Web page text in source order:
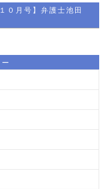
０月号】弁護士池田